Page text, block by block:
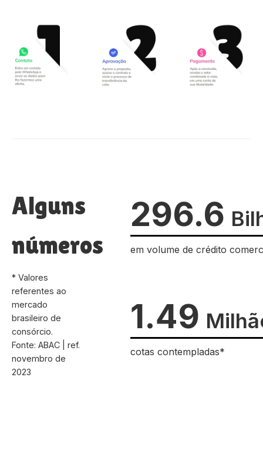
Alguns
números
* Valores
referentes ao
mercado
brasileiro de
consórcio.
Fonte: ABAC | ref.
novembro de
2023
296.6
em volume de crédito
1.49
cotas contempladas*